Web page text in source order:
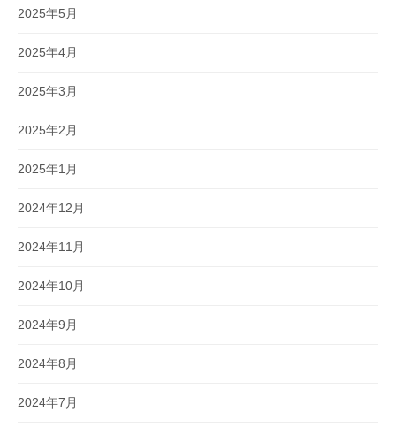
2025年5月
2025年4月
2025年3月
2025年2月
2025年1月
2024年12月
2024年11月
2024年10月
2024年9月
2024年8月
2024年7月